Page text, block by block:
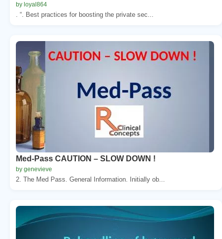
by loyal864
. “. Best practices for boosting the private sec...
Med-Pass CAUTION – SLOW DOWN !
by genevieve
2. The Med Pass. General Information. Initially ob...